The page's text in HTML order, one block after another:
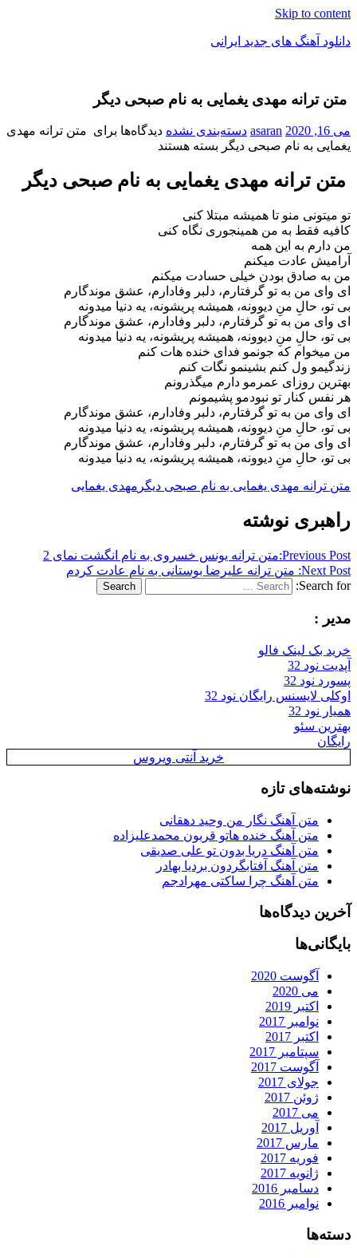
Skip to content
دانلود آهنگ های جدید ایرانی
فول
آلبوم
موزیک
متن ترانه مهدی یغمایی به نام صبحی دیگر
می 16, 2020 asaran دسته‌بندی نشده دیدگاه‌ها برای متن ترانه مهدی
یغمایی به نام صبحی دیگر بسته هستند
متن ترانه مهدی یغمایی به نام صبحی دیگر
تو میتونی منو تا همیشه مبتلا کنی
کافیه فقط به من همینجوری نگاه کنی
من دارم به این همه
آرامیش عادت میکنم
من به صادق بودن خیلی حسادت میکنم
ای وای من به تو گرفتارم، دلبر وفادارم، عشق موندگارم
بی تو، حالِ منِ دیوونه، همیشه پریشونه، یه دنیا میدونه
ای وای من به تو گرفتارم، دلبر وفادارم، عشق موندگارم
بی تو، حالِ منِ دیوونه، همیشه پریشونه، یه دنیا میدونه
من میخوام که جونمو فدای خنده هات کنم
زندگیمو ول کنم بشینمو نگات کنم
بهترین روزای عمرمو دارم میگذرونم
هر نفس کنار تو نبودمو پشیمونم
ای وای من به تو گرفتارم، دلبر وفادارم، عشق موندگارم
بی تو، حالِ منِ دیوونه، همیشه پریشونه، یه دنیا میدونه
ای وای من به تو گرفتارم، دلبر وفادارم، عشق موندگارم
بی تو، حالِ منِ دیوونه، همیشه پریشونه، یه دنیا میدونه
متن ترانه مهدی یغمایی به نام صبحی دیگر مهدی یغمایی
راهبری نوشته
Previous Post: متن ترانه یونس خسروی به نام انگشت نمای 2
Next Post: متن ترانه علیرضا بوستانی به نام عادت کردم
Search for:
Search
مدیر :
خرید بک لینک فالو
آپدیت نود 32
پسورد نود 32
اوکلی لایسنس رایگان نود 32
همیار نود 32
بهترین سئو
رایگان
خرید آنتی ویروس
نوشته‌های تازه
متن آهنگ نگار من وحید دهقانی
متن آهنگ خنده هاتو قربون محمدعلیزاده
متن آهنگ دریا بدون تو علی صدیقی
متن آهنگ آفتابگردون بردیا بهادر
متن آهنگ چرا ساکتی مهرادجم
آخرین دیدگاه‌ها
بایگانی‌ها
آگوست 2020
می 2020
اکتبر 2019
نوامبر 2017
اکتبر 2017
سپتامبر 2017
آگوست 2017
جولای 2017
ژوئن 2017
می 2017
آوریل 2017
مارس 2017
فوریه 2017
ژانویه 2017
دسامبر 2016
نوامبر 2016
دسته‌ها